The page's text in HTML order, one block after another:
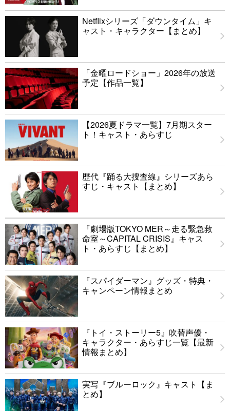
Netflixシリーズ「ダウンタイム」キ
ャスト・キャラクター【まとめ】
「金曜ロードショー」2026年の放送
予定【作品一覧】
【2026夏ドラマ一覧】7月期スター
ト！キャスト・あらすじ
歴代『踊る大捜査線』シリーズあら
すじ・キャスト【まとめ】
『劇場版TOKYO MER～走る緊急救
命室～CAPITAL CRISIS』キャス
ト・あらすじ【まとめ】
『スパイダーマン』グッズ・特典・
キャンペーン情報まとめ
『トイ・ストーリー5』吹替声優・
キャラクター・あらすじ一覧【最新
情報まとめ】
実写『ブルーロック』キャスト【ま
とめ】